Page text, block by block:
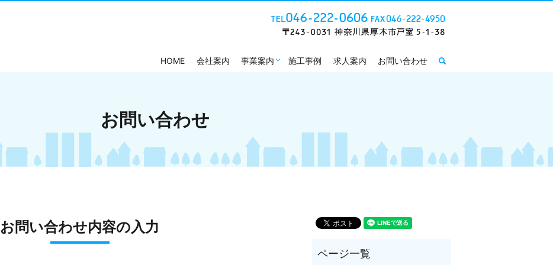
HOME 会社案内 事業案内 施工事例 求人案内 お問い合わせ search
お問い合わせ
お問い合わせ内容の入力